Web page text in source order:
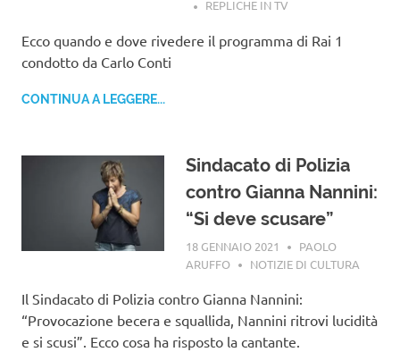
REPLICHE IN TV
Ecco quando e dove rivedere il programma di Rai 1
condotto da Carlo Conti
CONTINUA A LEGGERE...
Sindacato di Polizia
contro Gianna Nannini:
“Si deve scusare”
18 GENNAIO 2021
PAOLO
ARUFFO
NOTIZIE DI CULTURA
Il Sindacato di Polizia contro Gianna Nannini:
“Provocazione becera e squallida, Nannini ritrovi lucidità
e si scusi”. Ecco cosa ha risposto la cantante.